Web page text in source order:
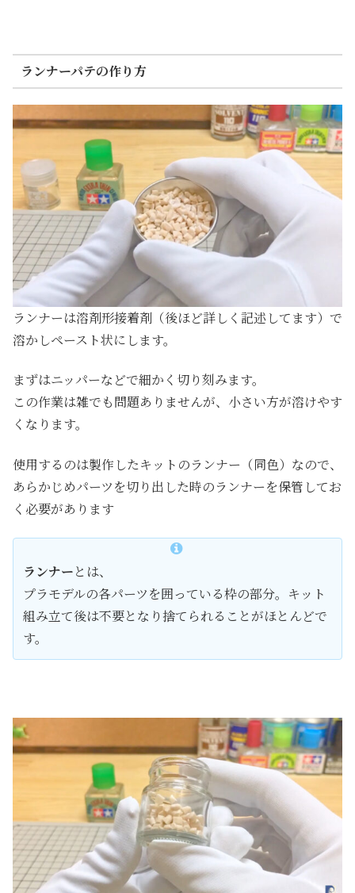
ランナーパテの作り方
ランナーは溶剤形接着剤（後ほど詳しく記述してます）で
溶かしペースト状にします。
まずはニッパーなどで細かく切り刻みます。
この作業は雑でも問題ありませんが、小さい方が溶けやす
くなります。
使用するのは製作したキットのランナー（同色）なので、
あらかじめパーツを切り出した時のランナーを保管してお
く必要があります
ランナーとは、
プラモデルの各パーツを囲っている枠の部分。キット
組み立て後は不要となり捨てられることがほとんどで
す。